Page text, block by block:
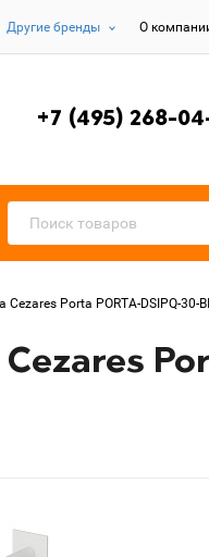
Другие бренды О
+7 (495) 268-
Porta PORTA-DSIPQ-30-